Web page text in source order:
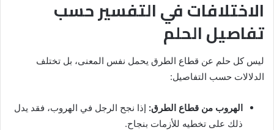
الاختلافات في التفسير حسب
تفاصيل الحلم
ليس كل حلم عن قطاع الطرق يحمل نفس المعنى، بل تختلف
الدلالات حسب التفاصيل:
الهروب من قطاع الطرق: إذا نجح الرجل في الهروب، فقد يدل
ذلك على تخطيه للأزمات بنجاح.